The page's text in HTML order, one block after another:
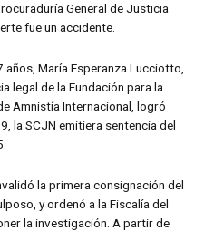
General de Justicia
fue un accidente.
María Esperanza Lucciotto,
legal de la Fundación para la
Amnistía Internacional, logró
la SCJN emitiera sentencia del
la primera consignación del
y ordenó a la Fiscalía del
la investigación. A partir de